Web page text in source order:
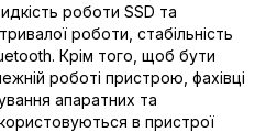
роботи SSD та
роботи, стабільність
Крім того, щоб бути
роботі пристрою, фахівці
апаратних та
в пристрої